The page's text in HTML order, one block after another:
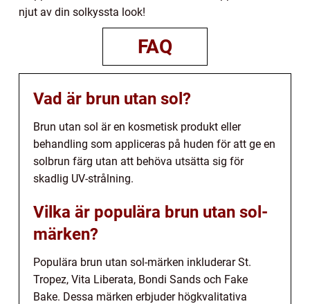
njut av din solkyssta look!
FAQ
Vad är brun utan sol?
Brun utan sol är en kosmetisk produkt eller
behandling som appliceras på huden för att ge en
solbrun färg utan att behöva utsätta sig för
skadlig UV-strålning.
Vilka är populära brun utan sol-
märken?
Populära brun utan sol-märken inkluderar St.
Tropez, Vita Liberata, Bondi Sands och Fake
Bake. Dessa märken erbjuder högkvalitativa